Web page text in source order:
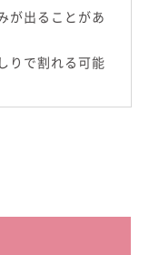
が出ることがあ
りで割れる可能